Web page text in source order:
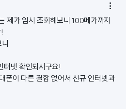

제가 임시 조회해보니 100메가까지
넷 확인되시구요!
폰이 다른 결합 없어서 신규 인터넷과